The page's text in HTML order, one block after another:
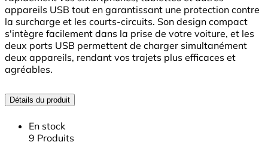
appareils USB tout en garantissant une protection contre
la surcharge et les courts-circuits. Son design compact
s'intègre facilement dans la prise de votre voiture, et les
deux ports USB permettent de charger simultanément
deux appareils, rendant vos trajets plus efficaces et
agréables.
Détails du produit
En stock
9 Produits